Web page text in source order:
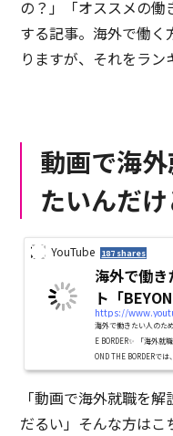
の？」「オススメの働
する記事。海外で働
りますが、それをラン
動画で海
たいんだ
YouTube 187 shares
海外で働き
ト「
海外で働きたい人のた
E BORDER✨ 「海外就
OND THE BORDERで
ばいいのか分からない
「動画で海外就職を
だるい」そんな方は